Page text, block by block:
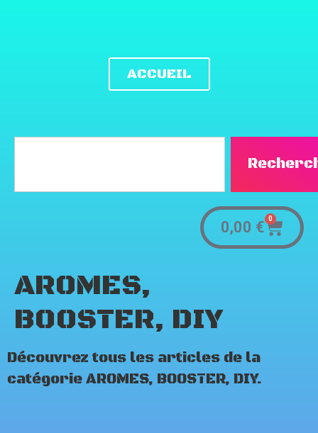
ACCUEIL
0,00 € 0
AROMES,
BOOSTER, DIY
Découvrez tous les articles de la
catégorie AROMES, BOOSTER, DIY.